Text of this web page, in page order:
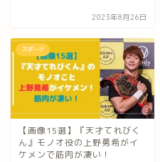
2023年8月26日
スポーツ
【画像15選】『天才てれびく
ん』モノオ役の上野勇希がイ
ケメンで筋肉が凄い！